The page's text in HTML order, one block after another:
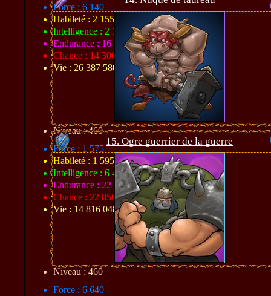
Force : 6 140
Habileté : 2 155
Intelligence : 2 130
Endurance : 16 701
Chance : 14 300
Vie : 26 387 580
Niveau : 460
Force : 1 575
Habileté : 1 595
Intelligence : 6 420
Endurance : 22 724
Chance : 22 850
Vie : 14 816 048
15. Ogre guerrier de la guerre
Niveau : 460
Force : 6 640